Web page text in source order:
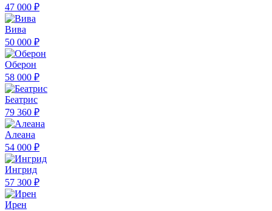
47 000 ₽
Вива
50 000 ₽
Оберон
58 000 ₽
Беатрис
79 360 ₽
Алеана
54 000 ₽
Ингрид
57 300 ₽
Ирен